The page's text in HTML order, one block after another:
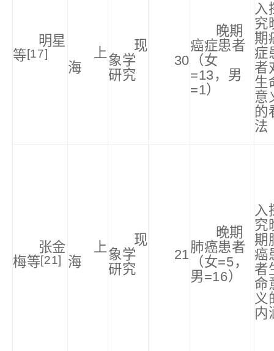
明星
等[17]
上
海
现
象学
研究
30
晚期
癌症患者
（女
=13，男
=1）
入
究
期
症
者
生
意
的
法
张金
梅等[21]
上
海
现
象学
研究
21
晚期
肺癌患者
（女=5，
男=16）
入
究
期
癌
者
命
义
内